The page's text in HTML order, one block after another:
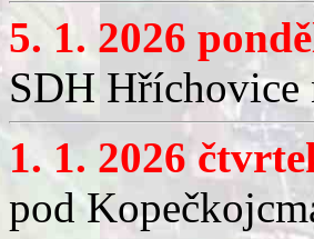
5. 1. 2026
SDH Hříchovice
1. 1. 2026
pod